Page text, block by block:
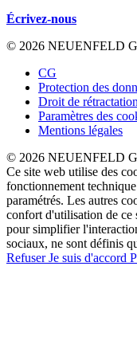
Écrivez-nous
© 2026 NEUENFELD
CG
Protection des
Droit de rétractation
Paramètres des
Mentions légales
© 2026 NEUENFELD
Ce site web utilise des
fonctionnement
paramétrés. Les autres
confort d'utilisation de ce
pour simplifier
sociaux, ne sont définis
RefuserJe suis d'accord